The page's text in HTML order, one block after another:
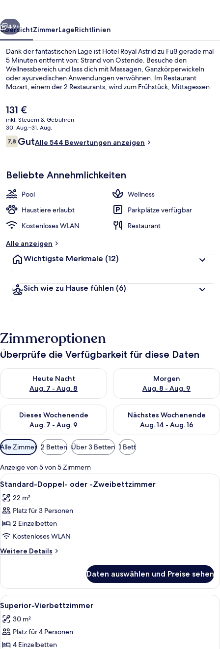
Weiter
49+
ÜbersichtZimmerLageRichtlinien
Dank der fantastischen Lage ist Hotel Royal Astrid zu Fuß gerade mal
5 Minuten entfernt von: Strand von Ostende. Besuche den
Wellnessbereich und lass dich mit Massagen, Ganzkörperwickeln
oder ayurvedischen Anwendungen verwöhnen. Im Restaurant
Mozart, einem der 2 Restaurants, wird zum Frühstück, Mittagessen
Bar/Lounge und ein Whirlpool gehören zu den weiteren Highlights.
Der
aktuelle
Preis
beträgt
131 €.
131 €
inkl. Steuern & Gebühren
30. Aug.–31. Aug.
Bewertungen
7,87,8 von 10.
GutAlle 544 Bewertungen anzeigen
Beliebte Annehmlichkeiten
Pool
Wellness
Haustiere erlaubt
Parkplätze verfügbar
Kostenloses WLAN
Restaurant
Alle anzeigen
Wichtigste Merkmale (12)
Sich wie zu Hause fühlen (6)
Zimmeroptionen
Überprüfe die Verfügbarkeit für diese Daten
Heute Nacht
Aug. 7 - Aug. 8
Überprüfe die Verfügbarkeit für heute Nacht, Aug. 7 - Aug. 8.
Morgen
Aug. 8 - Aug. 9
Überprüfe die Verfügbarkeit
Dieses Wochenende
Aug. 7 - Aug. 9
Überprüfe die Verfügbarkeit für dieses Wochenende, Aug. 7
Nächstes Wochenende
Aug. 14 - Aug. 16
Überprüfe die Verfügbarkeit
Verfügbare
Filter
für
Zimmer
Alle Zimmer 2 Betten Über 3 Betten 1 Bett
Anzeige von 5 von 5 Zimmern
Alle
Fotos
für
Standard-
Doppel-
oder
-
Zweibettzimmer
Standard-Doppel- oder -
4
Standard-Doppel- oder -Zweibettzimmer
22 m²
Platz für 3 Personen
2 Einzelbetten
Kostenloses WLAN
Weitere Details
Weitere
Doppel-
oder
-
Zweibettzimmer
Daten auswählen und Preise sehen
Alle
Fotos
für
Superior-
Vierbettzimmer
Ein Hotelzimmer mit Bett, Stuhl,
4
Superior-Vierbettzimmer
30 m²
Platz für 4 Personen
4 Einzelbetten